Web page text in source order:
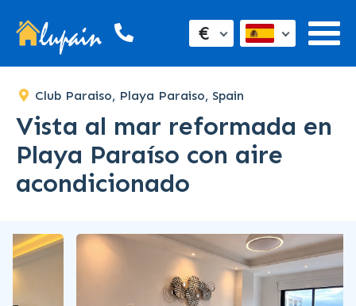
€
Club Paraiso, Playa Paraiso, Spain
Vista al mar reformada en
Playa Paraíso con aire
acondicionado